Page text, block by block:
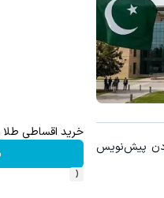
پیش‌نویسکن!
‹